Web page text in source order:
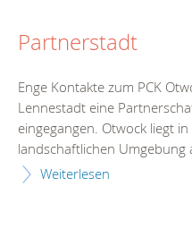
Partnerstadt
Enge Kontakte zum PCK
Lennestadt eine
eingegangen. Otwock liegt
landschaftlichen Umgebung
Weiterlesen